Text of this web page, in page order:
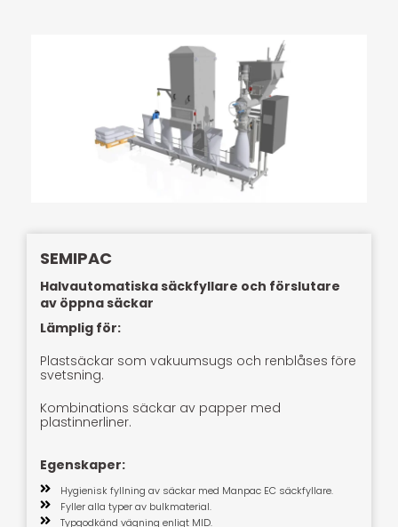
SEMIPAC
Halvautomatiska säckfyllare och förslutare
av öppna säckar
Lämplig för:
Plastsäckar som vakuumsugs och renblåses före
svetsning.
Kombinations säckar av papper med
plastinnerliner.
Egenskaper:
Hygienisk fyllning av säckar med Manpac EC säckfyllare.
Fyller alla typer av bulkmaterial.
Typgodkänd vägning enligt MID.